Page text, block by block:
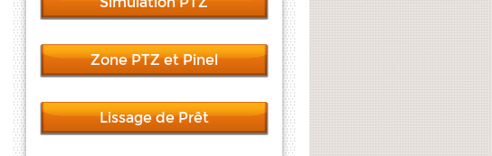
Zone PTZ et Pinel
Lissage de Prêt